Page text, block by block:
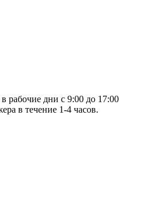
рабочие дни с 9:00 до 17:00
в течение 1-4 часов.